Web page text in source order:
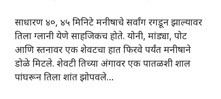
साधारण ४०, ४५ मिनिटे मनीषाचे सर्वांग रगडून झाल्यावर
तिला ग्लानी येणे साहजिकच होते. योनी, मांड्या, पोट
आणि स्तनावर एक शेवटचा हात फिरवे पर्यंत मनीषाने
डोळे मिटले. शेवटी तिच्या अंगावर एक पातळशी शाल
पांघरून तिला शांत झोपवले…